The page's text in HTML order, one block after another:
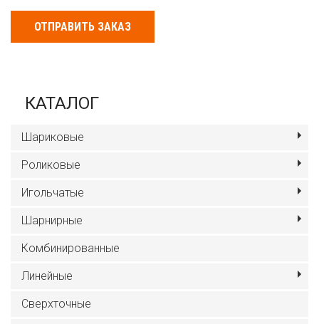
ОТПРАВИТЬ ЗАКАЗ
КАТАЛОГ
Шариковые
Роликовые
Игольчатые
Шарнирные
Комбинированные
Линейные
Сверхточные